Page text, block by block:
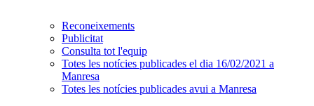
Reconeixements
Publicitat
Consulta tot l'equip
Totes les notícies publicades el dia 16/02/2021 a
Manresa
Totes les notícies publicades avui a Manresa